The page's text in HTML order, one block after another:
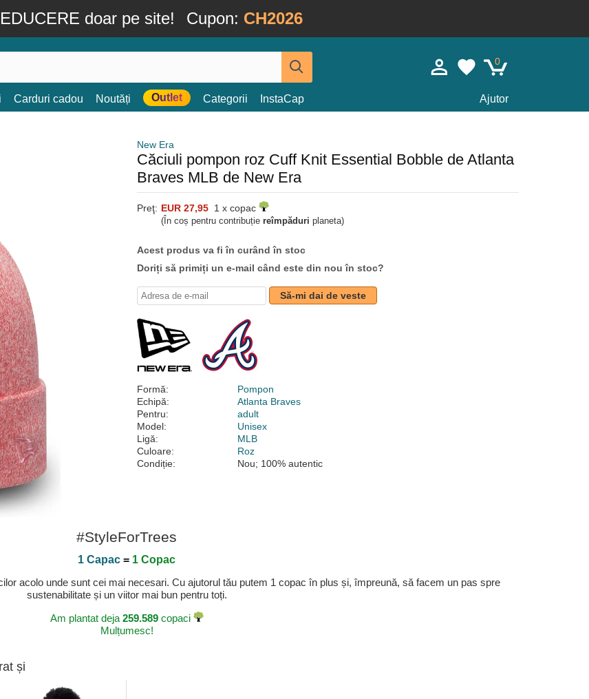
doar pe site! Cupon: CH2026
0
Carduri cadou Noutăți Outlet Categorii InstaCap Ajutor
New Era
Căciuli pompon roz Cuff Knit Essential Bobble de Atlanta
Braves MLB de New Era
Preţ: EUR 27,95 1 x copac
(În coș pentru contribuție reîmpăduri planeta)
Acest produs va fi în curând în stoc
Doriți să primiți un e-mail când este din nou în stoc?
Să-mi dai de veste
Formă:
Pompon
Echipă:
Atlanta Braves
Pentru:
adult
Model:
Unisex
Ligă:
MLB
Culoare:
Roz
Condiție:
Nou; 100% autentic
#StyleForTrees
1 Capac = 1 Copac
acolo unde sunt cei mai necesari. Cu ajutorul tău putem 1 copac în plus și, împreună, să facem un pas spre
sustenabilitate și un viitor mai bun pentru toți.
Am plantat deja 259.589copaci
Mulțumesc!
și